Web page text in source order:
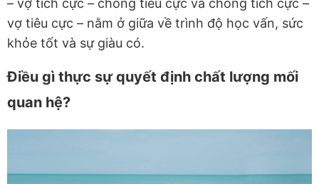
– vợ tích cực – chồng tiêu cực và chồng tích cực –
vợ tiêu cực – nằm ở giữa về trình độ học vấn, sức
khỏe tốt và sự giàu có.
Điều gì thực sự quyết định chất lượng mối
quan hệ?